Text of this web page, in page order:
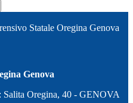
Statale Oregina Genova
Genova
Salita Oregina, 40 - GENOVA